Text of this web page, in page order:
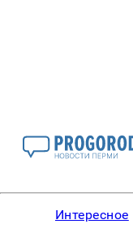
Интересное